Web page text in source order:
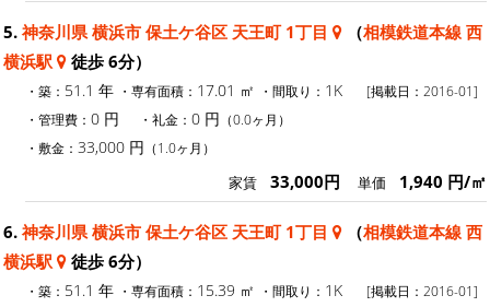
5. 神奈川県 横浜市 保土ケ谷区 天王町 1丁目 （相模鉄道本線 西
横浜駅
徒歩 6分）
・築： 51.1 年 ・専有面積： 17.01 ㎡ ・間取り： 1K
[掲載日：2016-01]
・管理費： 0 円 ・礼金： 0 円 （0.0ヶ月）
・敷金： 33,000 円 （1.0ヶ月）
家賃 33,000円 単価 1,940 円/㎡
6. 神奈川県 横浜市 保土ケ谷区 天王町 1丁目 （相模鉄道本線 西
横浜駅
徒歩 6分）
・築： 51.1 年 ・専有面積： 15.39 ㎡ ・間取り： 1K
[掲載日：2016-01]